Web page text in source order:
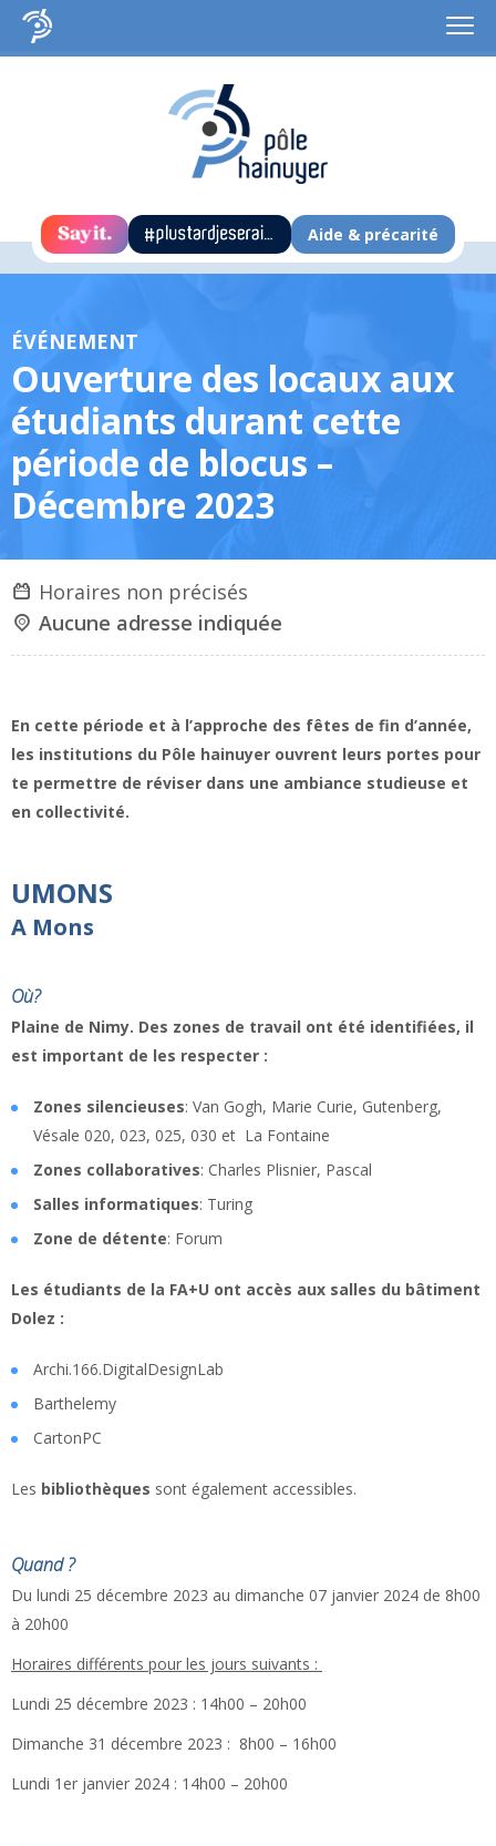
Aide & précarité
ÉVÉNEMENT
Ouverture des locaux aux
étudiants durant cette
période de blocus –
Décembre 2023
Horaires non précisés
Aucune adresse indiquée
En cette période et à l’approche des fêtes de fin d’année,
les institutions du Pôle hainuyer ouvrent leurs portes pour
te permettre de réviser dans une ambiance studieuse et
en collectivité.
​UMONS
A Mons
Où?
Plaine de Nimy. Des zones de travail ont été identifiées, il
est important de les respecter :
​​​​​​​Zones silencieuses: Van Gogh, Marie Curie, Gutenberg,
Vésale 020, 023, 025, 030 et La Fontaine
Zones collaboratives: Charles Plisnier, Pascal
Salles informatiques: Turing
Zone de détente: Forum
Les étudiants de la FA+U ont accès aux salles du bâtiment
Dolez :
Archi.166.DigitalDesignLab
Barthelemy
CartonPC
Les bibliothèques sont également accessibles.
Quand ?
Du lundi 25 décembre 2023 au dimanche 07 janvier 2024 de 8h00
à 20h00​
Horaires différents pour les jours suivants :
Lundi 25 décembre 2023 : 14h00 – 20h00
Dimanche 31 décembre 2023 : 8h00 – 16h00
Lundi 1er janvier 2024 : 14h00 – 20h00